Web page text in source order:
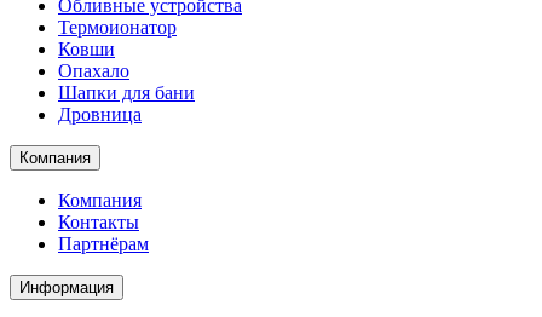
Обливные устройства
Термоионатор
Ковши
Опахало
Шапки для бани
Дровница
Компания
Компания
Контакты
Партнёрам
Информация